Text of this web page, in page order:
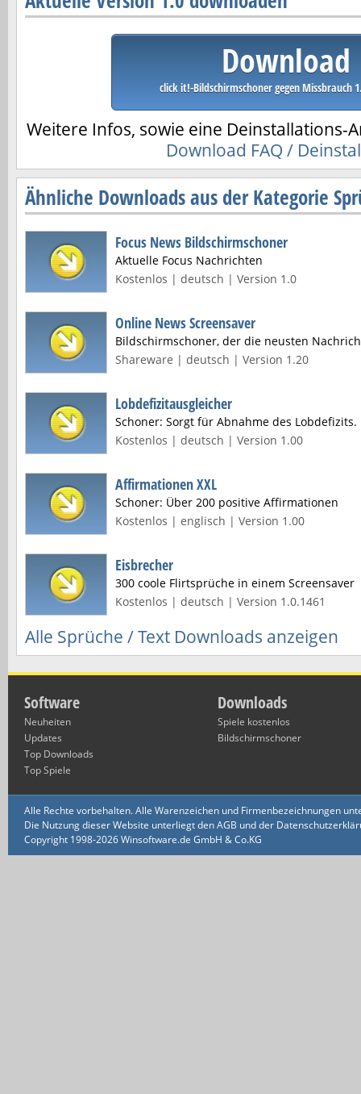
Download
click it!-Bildschirmschoner gegen Missbrauch
Weitere Infos, sowie eine Deinstallations-
Download FAQ /
Ähnliche Downloads aus der Kategorie
Focus News Bildschirmschoner
Aktuelle Focus Nachrichten
Kostenlos | deutsch | Version 1.0
Online News Screensaver
Bildschirmschoner, der die neusten
Shareware | deutsch | Version 1.20
Lobdefizitausgleicher
Schoner: Sorgt für Abnahme des Lobdefizits.
Kostenlos | deutsch | Version 1.00
Affirmationen XXL
Schoner: Über 200 positive Affirmationen
Kostenlos | englisch | Version 1.00
Eisbrecher
300 coole Flirtsprüche in einem Screensaver
Kostenlos | deutsch | Version 1.0.1461
Alle Sprüche / Text Downloads anzeigen
Software
Neuheiten
Updates
Top Downloads
Top Spiele
Downloads
Spiele kostenlos
Bildschirmschoner
Alle Rechte vorbehalten. Alle Warenzeichen und Firmenbezeichnungen
Die Nutzung dieser Website unterliegt den AGB und der
Copyright 1998-2026 Winsoftware.de GmbH & Co.KG